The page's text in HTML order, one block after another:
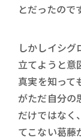
とだったので
しかしイシ
立てようと意
真実を知って
がただ自分の
だけではなく
てこない葛藤